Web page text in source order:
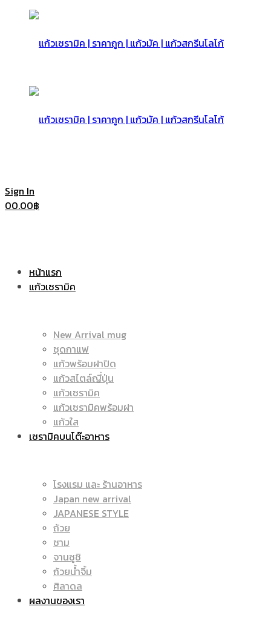
|
แก้ว
ราคา
แก้ว
Sign In
00.00฿
หน้าแรก
แก้วเซรามิค
New Arrival mug
ชุดกาแฟ
แก้วพร้อมฝาปิด
แก้วสไตล์ญี่ปุ่น
แก้วเซรามิค
แก้วเซรามิคพร้อมฝา
แก้วใส
เซรามิคบนโต๊ะอาหาร
โรงแรม และ ร้านอาหาร
Japan new arrival
JAPANESE STYLE
ถ้วย
ชาม
จานซูชิ
ถ้วยน้ำจิ้ม
ศิลาดล
ผลงานของเรา